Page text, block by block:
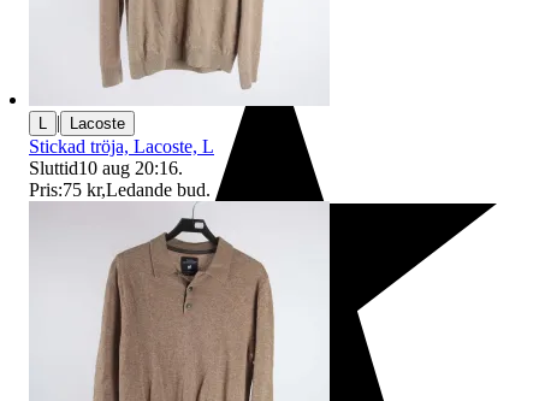
L | Lacoste
Stickad tröja, Lacoste, L
Sluttid10 aug 20:16.
Pris:75 kr,Ledande bud.